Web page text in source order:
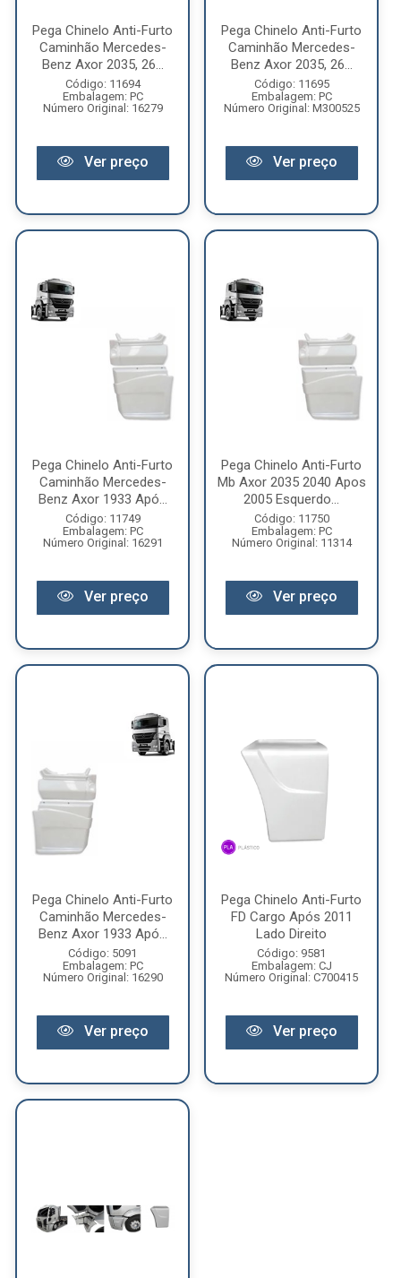
Pega Chinelo Anti-Furto
Caminhão Mercedes-
Benz Axor 2035, 26...
Código: 11694
Embalagem: PC
Número Original: 16279
Ver preço
Pega Chinelo Anti-Furto
Caminhão Mercedes-
Benz Axor 2035, 26...
Código: 11695
Embalagem: PC
Número Original: M300525
Ver preço
Pega Chinelo Anti-Furto
Caminhão Mercedes-
Benz Axor 1933 Apó...
Código: 11749
Embalagem: PC
Número Original: 16291
Ver preço
Pega Chinelo Anti-Furto
Mb Axor 2035 2040 Apos
2005 Esquerdo...
Código: 11750
Embalagem: PC
Número Original: 11314
Ver preço
Pega Chinelo Anti-Furto
Caminhão Mercedes-
Benz Axor 1933 Apó...
Código: 5091
Embalagem: PC
Número Original: 16290
Ver preço
Pega Chinelo Anti-Furto
FD Cargo Após 2011
Lado Direito
Código: 9581
Embalagem: CJ
Número Original: C700415
Ver preço